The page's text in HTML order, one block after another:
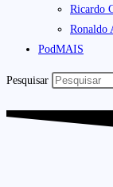
Ricardo
Ronaldo
PodMAIS
Pesquisar